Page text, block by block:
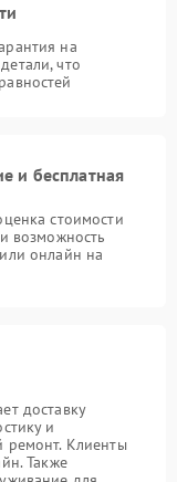
на
что
и бесплатная
стоимости
возможность
онлайн на
доставку
и
ремонт. Клиенты
Также